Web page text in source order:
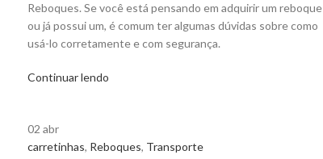
Reboques. Se você está pensando em adquirir um reboque
ou já possui um, é comum ter algumas dúvidas sobre como
usá-lo corretamente e com segurança.
Continuar lendo
02abr
carretinhas, Reboques, Transporte